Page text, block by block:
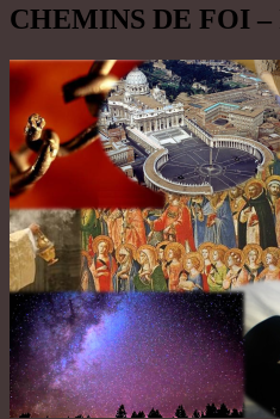
CHEMINS DE FOI –